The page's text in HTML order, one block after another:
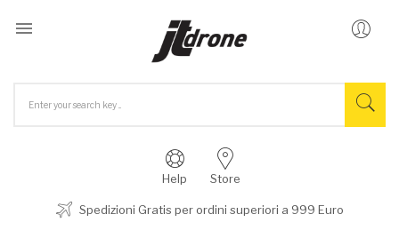

Help Store
Spedizioni Gratis per ordini superiori a 999 Euro